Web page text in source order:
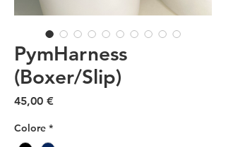
PymHarness
(Boxer/Slip)
45,00 €
Colore *